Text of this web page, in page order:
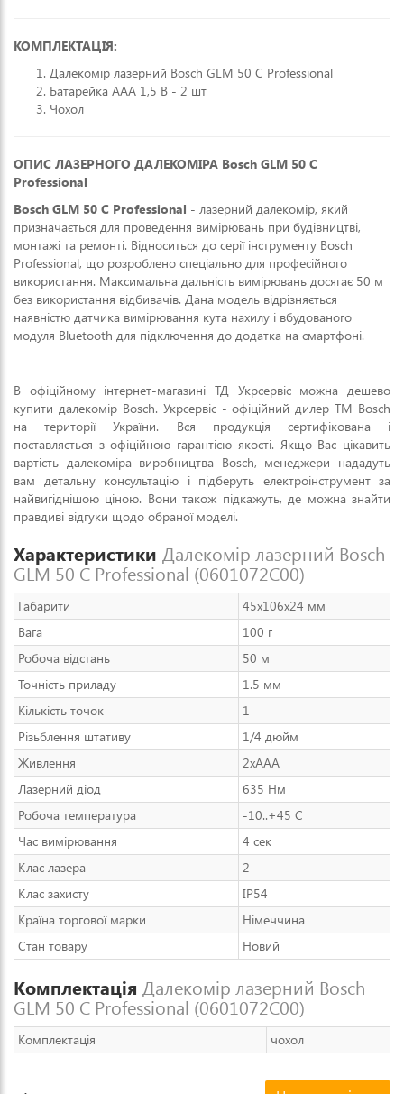
КОМПЛЕКТАЦІЯ:
Далекомір лазерний Bosch GLM 50 C Professional
Батарейка ААА 1,5 В - 2 шт
Чохол
ОПИС ЛАЗЕРНОГО ДАЛЕКОМІРА Bosch GLM 50 C
Professional
Bosch GLM 50 C Professional - лазерний далекомір, який
призначається для проведення вимірювань при будівництві,
монтажі та ремонті. Відноситься до серії інструменту Bosch
Professional, що розроблено спеціально для професійного
використання. Максимальна дальність вимірювань досягає 50 м
без використання відбивачів. Дана модель відрізняється
наявністю датчика вимірювання кута нахилу і вбудованого
модуля Bluetooth для підключення до додатка на смартфоні.
В офіційному інтернет-магазині ТД Укрсервіс можна дешево
купити далекомір Bosch. Укрсервіс - офіційний дилер ТМ Bosch
на території України. Вся продукція сертифікована і
поставляється з офіційною гарантією якості. Якщо Вас цікавить
вартість далекоміра виробництва Bosch, менеджери нададуть
вам детальну консультацію і підберуть електроінструмент за
найвигіднішою ціною. Вони також підкажуть, де можна знайти
правдиві відгуки щодо обраної моделі.
Характеристики Далекомір лазерний Bosch
GLM 50 C Professional (0601072C00)
Габарити
45x106x24 мм
Вага
100 г
Робоча відстань
50 м
Точність приладу
1.5 мм
Кількість точок
1
Різьблення штативу
1/4 дюйм
Живлення
2xAAA
Лазерний діод
635 Нм
Робоча температура
-10..+45 С
Час вимірювання
4 сек
Клас лазера
2
Клас захисту
IP54
Країна торгової марки
Німеччина
Стан товару
Новий
Комплектація Далекомір лазерний Bosch
GLM 50 C Professional (0601072C00)
Комплектація чохол